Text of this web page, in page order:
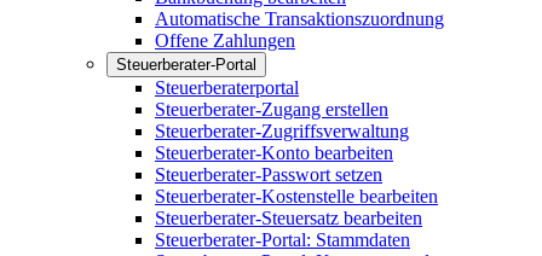
Automatische Transaktionszuordnung
Offene Zahlungen
Steuerberater-Portal
Steuerberaterportal
Steuerberater-Zugang erstellen
Steuerberater-Zugriffsverwaltung
Steuerberater-Konto bearbeiten
Steuerberater-Passwort setzen
Steuerberater-Kostenstelle bearbeiten
Steuerberater-Steuersatz bearbeiten
Steuerberater-Portal: Stammdaten